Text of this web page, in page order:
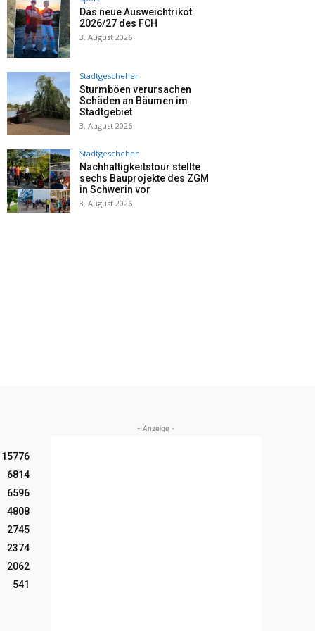
Das neue Ausweichtrikot
2026/27 des FCH
3. August 2026
Stadtgeschehen
Sturmböen verursachen
Schäden an Bäumen im
Stadtgebiet
3. August 2026
Stadtgeschehen
Nachhaltigkeitstour stellte
sechs Bauprojekte des ZGM
in Schwerin vor
3. August 2026
15776
6814
6596
4808
2745
2374
2062
541
- Anzeige -